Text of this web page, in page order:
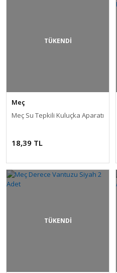
TÜKENDİ
Meç
Meç Su Tepkili Kuluçka Aparatı
18,39 TL
TÜKENDİ